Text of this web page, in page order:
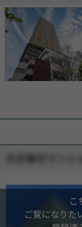
写真(9)
根津駅前センタ
ッフ小西
会員限定